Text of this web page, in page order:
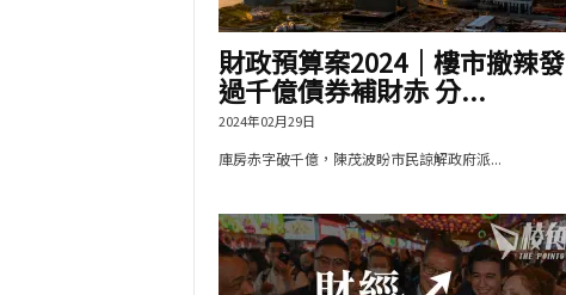
財政預算案2024｜樓市撤辣發
過千億債券補財赤 分...
2024年02月29日
庫房赤字破千億，陳茂波盼市民諒解政府派...